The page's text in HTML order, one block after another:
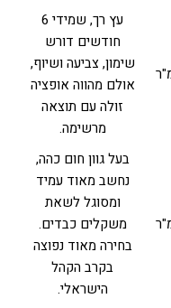
עץ רך, שמידי 6
חודשים דורש
שימון, צביעה ושיוף,
אולם מהווה אופציה
זולה עם תוצאה
מרשימה.
בעל גוון חום כהה,
נחשב מאוד עמיד
ומסוגל לשאת
משקלים כבדים.
בחירה מאוד נפוצה
בקרב הקהל
הישראלי.